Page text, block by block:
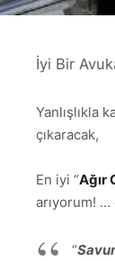
İyi Bir
Yanlışlıkla
çıkaracak,
En iyi “Ağır
arıyorum!
“